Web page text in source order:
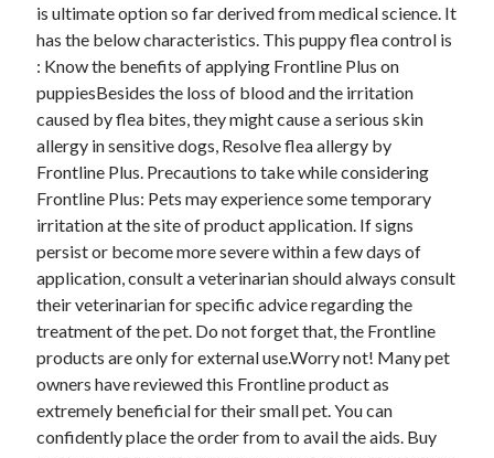
is ultimate option so far derived from medical science. It
has the below characteristics. This puppy flea control is
: Know the benefits of applying Frontline Plus on
puppiesBesides the loss of blood and the irritation
caused by flea bites, they might cause a serious skin
allergy in sensitive dogs, Resolve flea allergy by
Frontline Plus. Precautions to take while considering
Frontline Plus: Pets may experience some temporary
irritation at the site of product application. If signs
persist or become more severe within a few days of
application, consult a veterinarian should always consult
their veterinarian for specific advice regarding the
treatment of the pet. Do not forget that, the Frontline
products are only for external use.Worry not! Many pet
owners have reviewed this Frontline product as
extremely beneficial for their small pet. You can
confidently place the order from to avail the aids. Buy